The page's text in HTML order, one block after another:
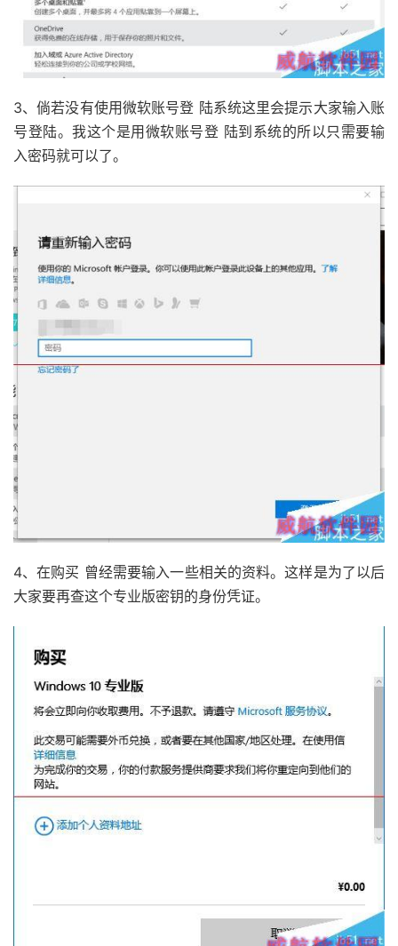
3、倘若没有使用微软账号登 陆系统这里会提示大家输入账
号登陆。我这个是用微软账号登 陆到系统的所以只需要输
入密码就可以了。
4、在购买 曾经需要输入一些相关的资料。这样是为了以后
大家要再查这个专业版密钥的身份凭证。